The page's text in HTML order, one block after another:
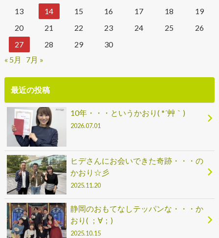
13
14 15 16 17 18
19
20
21 22 23 24 25
26
27
28 29
30
« 5月
7月 »
最近の投稿
10年・・・というかおり( *´艸｀)
2026.07.01
ヒデさんにお会いできた奇跡・・・の
かおり☆彡
2025.11.20
静岡のおもてなしテッパンな・・・か
おり( ；∀；)
2025.10.15